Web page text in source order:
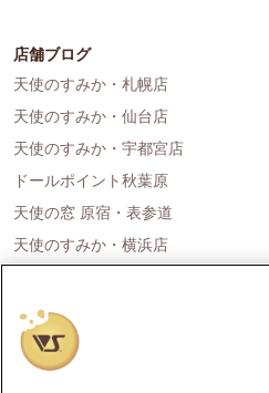
店舗ブログ
天使のすみか・札幌店
天使のすみか・仙台店
天使のすみか・宇都宮店
ドールポイント秋葉原
天使の窓 原宿・表参道
天使のすみか・横浜店
天使の里 霞中庵
ドールポイント大阪
天使のすみか・神戸店